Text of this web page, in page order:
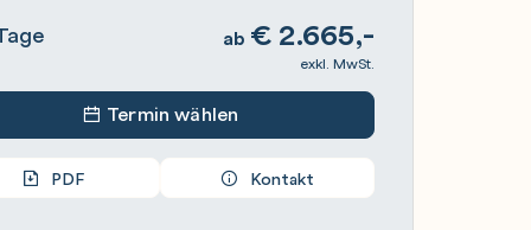
ab € 2.665,-
exkl. MwSt.
Termin wählen
PDF Kontakt